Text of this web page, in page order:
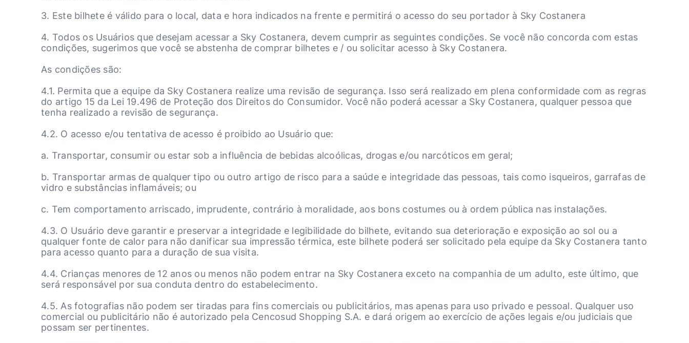
3. Este bilhete é válido para o local, data e hora indicados na frente e permitirá o acesso do seu portador à Sky Costanera
4. Todos os Usuários que desejam acessar a Sky Costanera, devem cumprir as seguintes condições. Se você não concorda com estas
condições, sugerimos que você se abstenha de comprar bilhetes e / ou solicitar acesso à Sky Costanera.
As condições são:
4.1. Permita que a equipe da Sky Costanera realize uma revisão de segurança. Isso será realizado em plena conformidade com as regras
do artigo 15 da Lei 19.496 de Proteção dos Direitos do Consumidor. Você não poderá acessar a Sky Costanera, qualquer pessoa que
tenha realizado a revisão de segurança.
4.2. O acesso e/ou tentativa de acesso é proibido ao Usuário que:
a. Transportar, consumir ou estar sob a influência de bebidas alcoólicas, drogas e/ou narcóticos em geral;
b. Transportar armas de qualquer tipo ou outro artigo de risco para a saúde e integridade das pessoas, tais como isqueiros, garrafas de
vidro e substâncias inflamáveis; ou
c. Tem comportamento arriscado, imprudente, contrário à moralidade, aos bons costumes ou à ordem pública nas instalações.
4.3. O Usuário deve garantir e preservar a integridade e legibilidade do bilhete, evitando sua deterioração e exposição ao sol ou a
qualquer fonte de calor para não danificar sua impressão térmica, este bilhete poderá ser solicitado pela equipe da Sky Costanera tanto
para acesso quanto para a duração de sua visita.
4.4. Crianças menores de 12 anos ou menos não podem entrar na Sky Costanera exceto na companhia de um adulto, este último, que
será responsável por sua conduta dentro do estabelecimento.
4.5. As fotografias não podem ser tiradas para fins comerciais ou publicitários, mas apenas para uso privado e pessoal. Qualquer uso
comercial ou publicitário não é autorizado pela Cencosud Shopping S.A. e dará origem ao exercício de ações legais e/ou judiciais que
possam ser pertinentes.